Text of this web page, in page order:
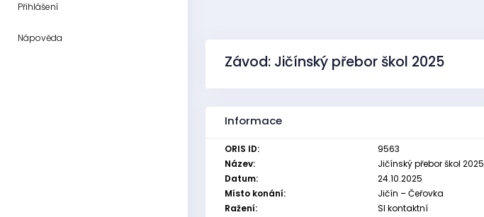
Přihlášení
Nápověda
Závod: Jičínský přebor škol 2025
Informace
ORIS ID:
9563
Název:
Jičínský přebor škol 2025
Datum:
24.10.2025
Místo konání:
Jičín – Čeřovka
Ražení:
SI kontaktní